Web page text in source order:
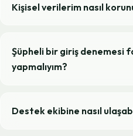
Kişisel verilerim nasıl
Şüpheli bir giriş denemesi
yapmalıyım?
Destek ekibine nasıl